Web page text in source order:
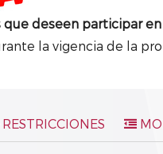
que deseen participar
la vigencia de la
RESTRICCIONES